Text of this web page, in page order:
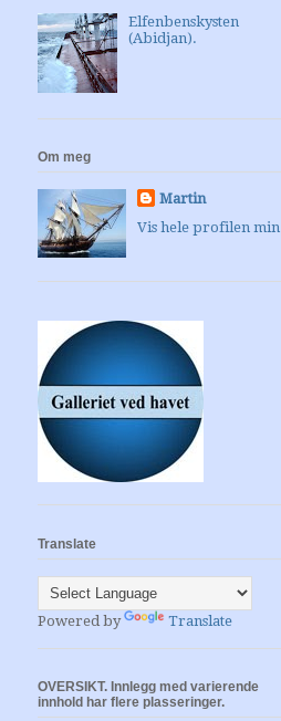
Elfenbenskysten
(Abidjan).
Om meg
Martin
Vis hele profilen min
Translate
Powered by Translate
OVERSIKT. Innlegg med varierende
innhold har flere plasseringer.